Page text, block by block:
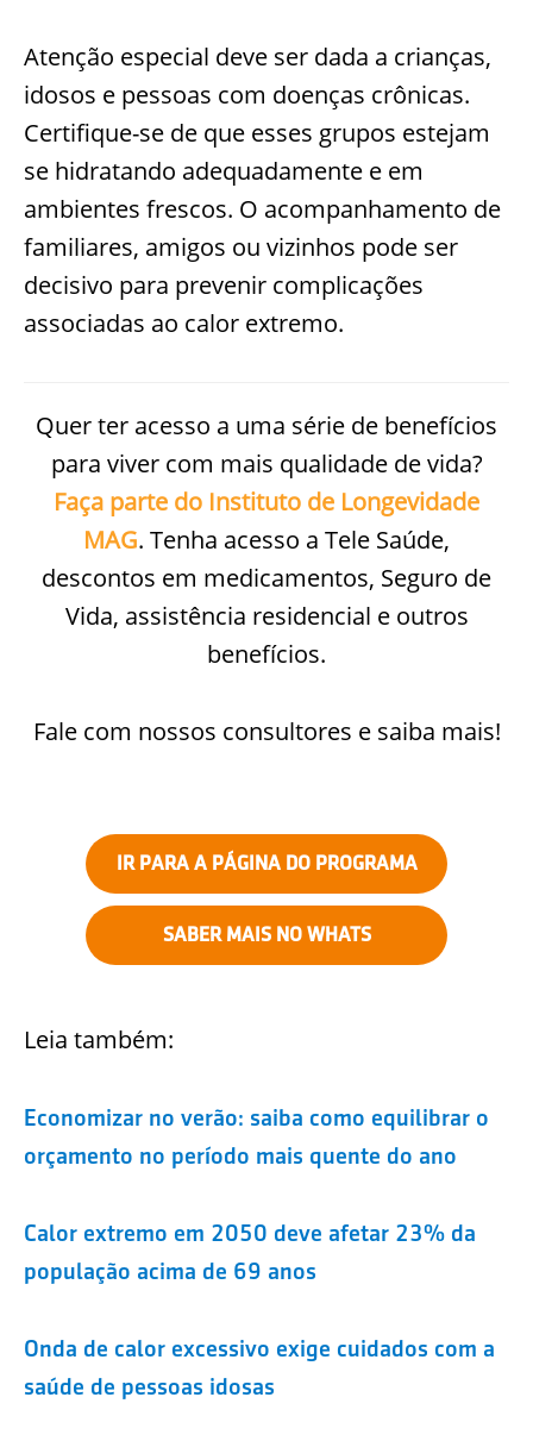
Atenção especial deve ser dada a crianças,
idosos e pessoas com doenças crônicas.
Certifique-se de que esses grupos estejam
se hidratando adequadamente e em
ambientes frescos. O acompanhamento de
familiares, amigos ou vizinhos pode ser
decisivo para prevenir complicações
associadas ao calor extremo.
Quer ter acesso a uma série de benefícios
para viver com mais qualidade de vida?
Faça parte do Instituto de Longevidade
MAG. Tenha acesso a Tele Saúde,
descontos em medicamentos, Seguro de
Vida, assistência residencial e outros
benefícios.
Fale com nossos consultores e saiba mais!
IR PARA A PÁGINA DO PROGRAMA
SABER MAIS NO WHATS
Leia também:
Economizar no verão: saiba como equilibrar o
orçamento no período mais quente do ano
Calor extremo em 2050 deve afetar 23% da
população acima de 69 anos
Onda de calor excessivo exige cuidados com a
saúde de pessoas idosas